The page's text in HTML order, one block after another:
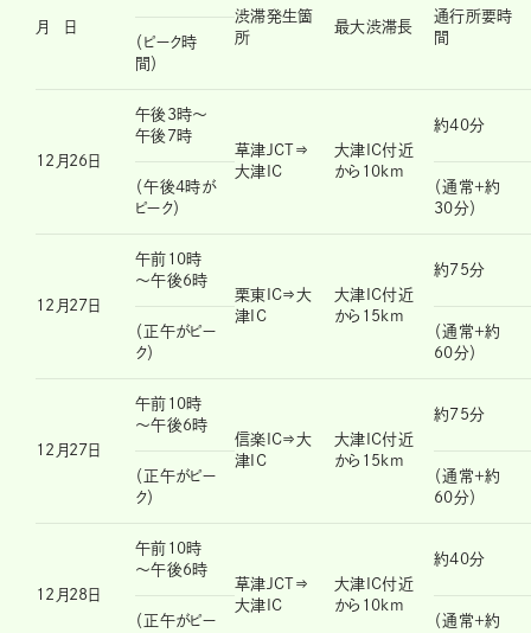
月 日
渋滞発生箇
所
最大渋滞長
通行所要時
間
（ピーク時
間）
12月26日
午後3時～
午後7時
草津JCT⇒
大津IC
大津IC付近
から10km
約40分
（午後4時が
ピーク）
（通常＋約
30分）
12月27日
午前10時
～午後6時
栗東IC⇒大
津IC
大津IC付近
から15km
約75分
（正午がピー
ク）
（通常＋約
60分）
12月27日
午前10時
～午後6時
信楽IC⇒大
津IC
大津IC付近
から15km
約75分
（正午がピー
ク）
（通常＋約
60分）
12月28日
午前10時
～午後6時
草津JCT⇒
大津IC
大津IC付近
から10km
約40分
（正午がピー
（通常＋約